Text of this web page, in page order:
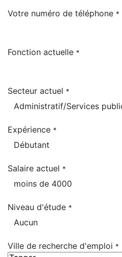
Votre numéro de téléphone *
Fonction actuelle *
Secteur actuel *
Expérience *
Salaire actuel *
Niveau d'étude *
Ville de recherche d'emploi *